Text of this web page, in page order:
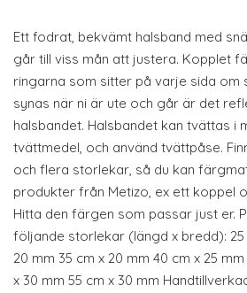
Ett fodrat, bekvämt halsband med
går till viss mån att justera. Kopplet
ringarna som sitter på varje sida om
synas när ni är ute och går är det
halsbandet. Halsbandet kan tvättas i
tvättmedel, och använd tvättpåse.
och flera storlekar, så du kan
produkter från Metizo, ex ett koppel
Hitta den färgen som passar just er.
följande storlekar (längd x bredd): 25
20 mm 35 cm x 20 mm 40 cm x 25
x 30 mm 55 cm x 30 mm